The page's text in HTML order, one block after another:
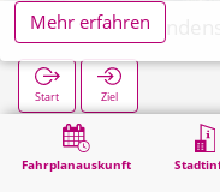
Fahrplanauskunft
Mariadorf
Start Ziel
Suche Mariadorf Lindenstraße
Mehr erfahren